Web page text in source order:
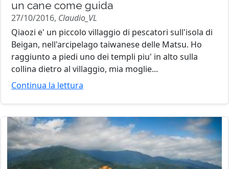
un cane come guida
27/10/2016, Claudio_VL
Qiaozi e' un piccolo villaggio di pescatori sull'isola di
Beigan, nell'arcipelago taiwanese delle Matsu. Ho
raggiunto a piedi uno dei templi piu' in alto sulla
collina dietro al villaggio, mia moglie...
Continua la lettura